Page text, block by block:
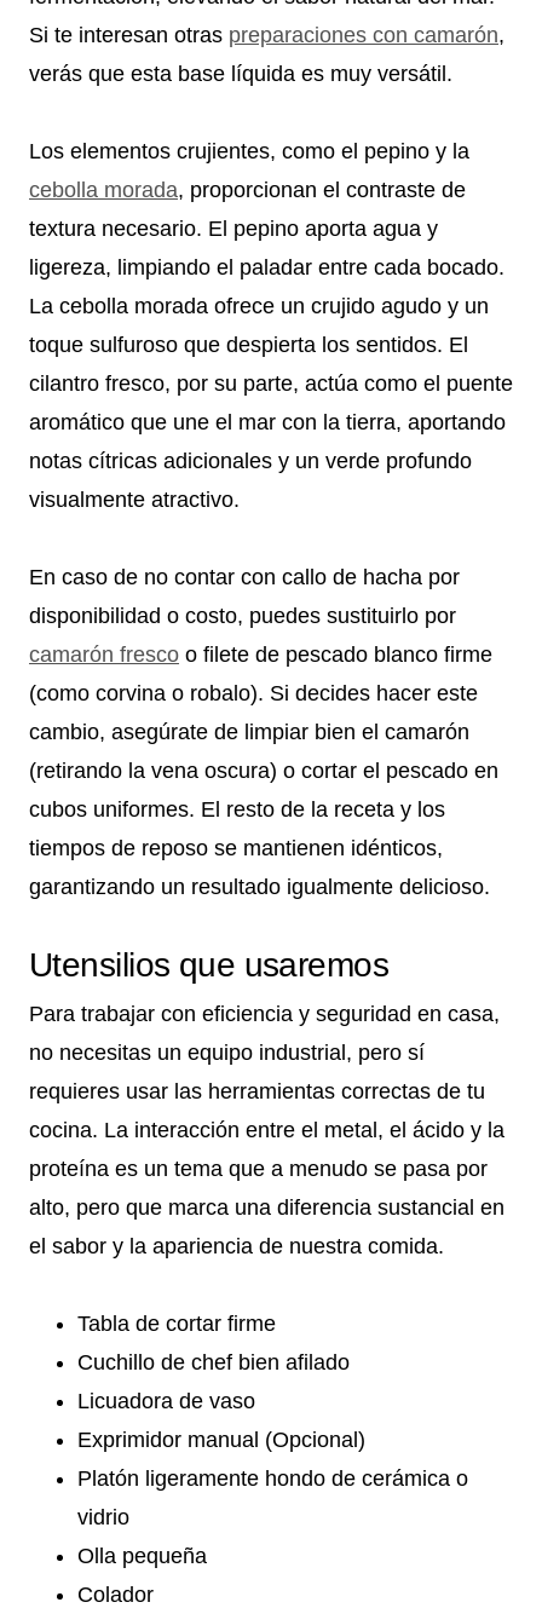
Si te interesan otras preparaciones con camarón,
verás que esta base líquida es muy versátil.
Los elementos crujientes, como el pepino y la
cebolla morada, proporcionan el contraste de
textura necesario. El pepino aporta agua y
ligereza, limpiando el paladar entre cada bocado.
La cebolla morada ofrece un crujido agudo y un
toque sulfuroso que despierta los sentidos. El
cilantro fresco, por su parte, actúa como el puente
aromático que une el mar con la tierra, aportando
notas cítricas adicionales y un verde profundo
visualmente atractivo.
En caso de no contar con callo de hacha por
disponibilidad o costo, puedes sustituirlo por
camarón fresco o filete de pescado blanco firme
(como corvina o robalo). Si decides hacer este
cambio, asegúrate de limpiar bien el camarón
(retirando la vena oscura) o cortar el pescado en
cubos uniformes. El resto de la receta y los
tiempos de reposo se mantienen idénticos,
garantizando un resultado igualmente delicioso.
Utensilios que usaremos
Para trabajar con eficiencia y seguridad en casa,
no necesitas un equipo industrial, pero sí
requieres usar las herramientas correctas de tu
cocina. La interacción entre el metal, el ácido y la
proteína es un tema que a menudo se pasa por
alto, pero que marca una diferencia sustancial en
el sabor y la apariencia de nuestra comida.
Tabla de cortar firme
Cuchillo de chef bien afilado
Licuadora de vaso
Exprimidor manual (Opcional)
Platón ligeramente hondo de cerámica o
vidrio
Olla pequeña
Colador